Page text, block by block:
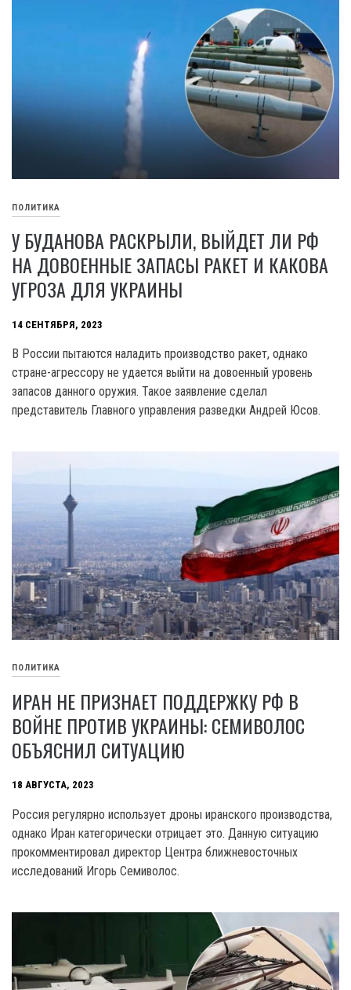
ПОЛИТИКА
У БУДАНОВА РАСКРЫЛИ, ВЫЙДЕТ ЛИ РФ
НА ДОВОЕННЫЕ ЗАПАСЫ РАКЕТ И КАКОВА
УГРОЗА ДЛЯ УКРАИНЫ
14 СЕНТЯБРЯ, 2023
В России пытаются наладить производство ракет, однако
стране-агрессору не удается выйти на довоенный уровень
запасов данного оружия. Такое заявление сделал
представитель Главного управления разведки Андрей Юсов.
ПОЛИТИКА
ИРАН НЕ ПРИЗНАЕТ ПОДДЕРЖКУ РФ В
ВОЙНЕ ПРОТИВ УКРАИНЫ: СЕМИВОЛОС
ОБЪЯСНИЛ СИТУАЦИЮ
18 АВГУСТА, 2023
Россия регулярно использует дроны иранского производства,
однако Иран категорически отрицает это. Данную ситуацию
прокомментировал директор Центра ближневосточных
исследований Игорь Семиволос.